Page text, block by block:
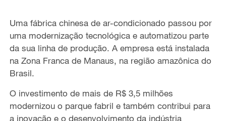
Uma fábrica chinesa de ar-condicionado passou por
uma modernização tecnológica e automatizou parte
da sua linha de produção. A empresa está instalada
na Zona Franca de Manaus, na região amazônica do
Brasil.
O investimento de mais de R$ 3,5 milhões
modernizou o parque fabril e também contribui para
a inovação e o desenvolvimento da indústria